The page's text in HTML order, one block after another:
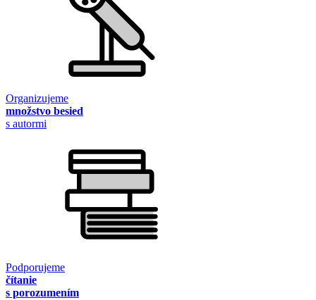
Organizujeme
množstvo besied
s autormi
Podporujeme
čítanie
s porozumením